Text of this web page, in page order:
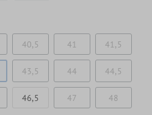
40,5 41 41,5
43,5 44 44,5
46,5 47 48